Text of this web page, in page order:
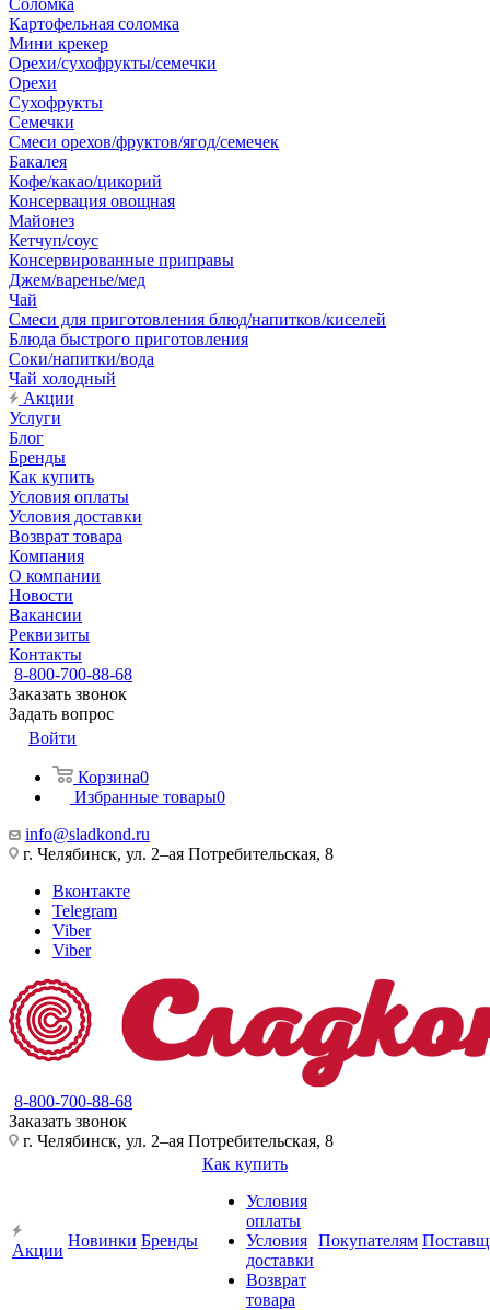
Соломка
Картофельная соломка
Мини крекер
Орехи/сухофрукты/семечки
Орехи
Сухофрукты
Семечки
Смеси орехов/фруктов/ягод/семечек
Бакалея
Кофе/какао/цикорий
Консервация овощная
Майонез
Кетчуп/соус
Консервированные приправы
Джем/варенье/мед
Чай
Смеси для приготовления блюд/напитков/киселей
Блюда быстрого приготовления
Соки/напитки/вода
Чай холодный
Акции
Услуги
Блог
Бренды
Как купить
Условия оплаты
Условия доставки
Возврат товара
Компания
О компании
Новости
Вакансии
Реквизиты
Контакты
8-800-700-88-68
Заказать звонок
Задать вопрос
Войти
Корзина0
Избранные товары0
info@sladkond.ru
г. Челябинск, ул. 2–ая Потребительская, 8
Вконтакте
Telegram
Viber
Viber
8-800-700-88-68
Заказать звонок
г. Челябинск, ул. 2–ая Потребительская, 8
Акции
Новинки Бренды
Как купить
Условия
оплаты
Условия
доставки
Возврат
товара
Покупателям